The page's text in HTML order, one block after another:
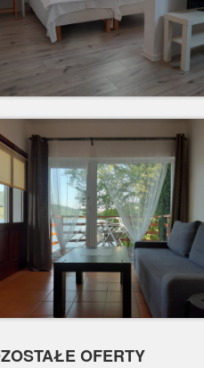
OFERTY